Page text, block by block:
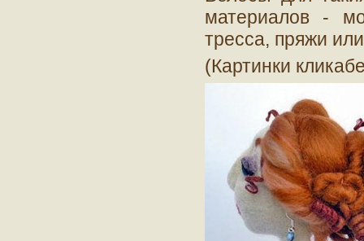
материалов -
тресса, пряжи
(Картинки